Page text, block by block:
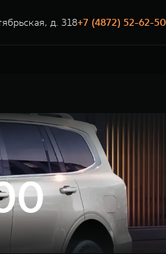
д. 318+7 (4872) 52-62-50